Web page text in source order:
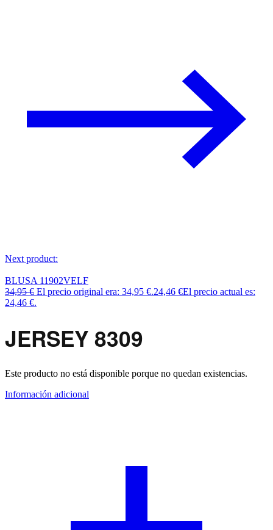
Next product:
BLUSA 11902VELF
34,95€ El precio original era: 34,95 €.24,46 €El precio actual es:
24,46 €.
JERSEY 8309
Este producto no está disponible porque no quedan existencias.
Información adicional